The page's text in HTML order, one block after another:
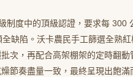
制度中的頂級認證，要求每 300
缺陷。沃卡農民手工篩選全熟
次，再配合高架棚架的定時翻動
節奏盡量一致，最終呈現出飽滿